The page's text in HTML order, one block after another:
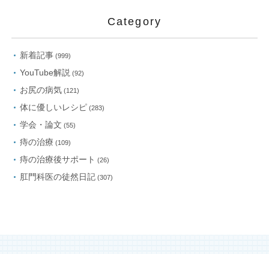
Category
新着記事(999)
YouTube解説 (92)
お尻の病気(121)
体に優しいレシピ(283)
学会・論文 (55)
痔の治療 (109)
痔の治療後サポート (26)
肛門科医の徒然日記(307)